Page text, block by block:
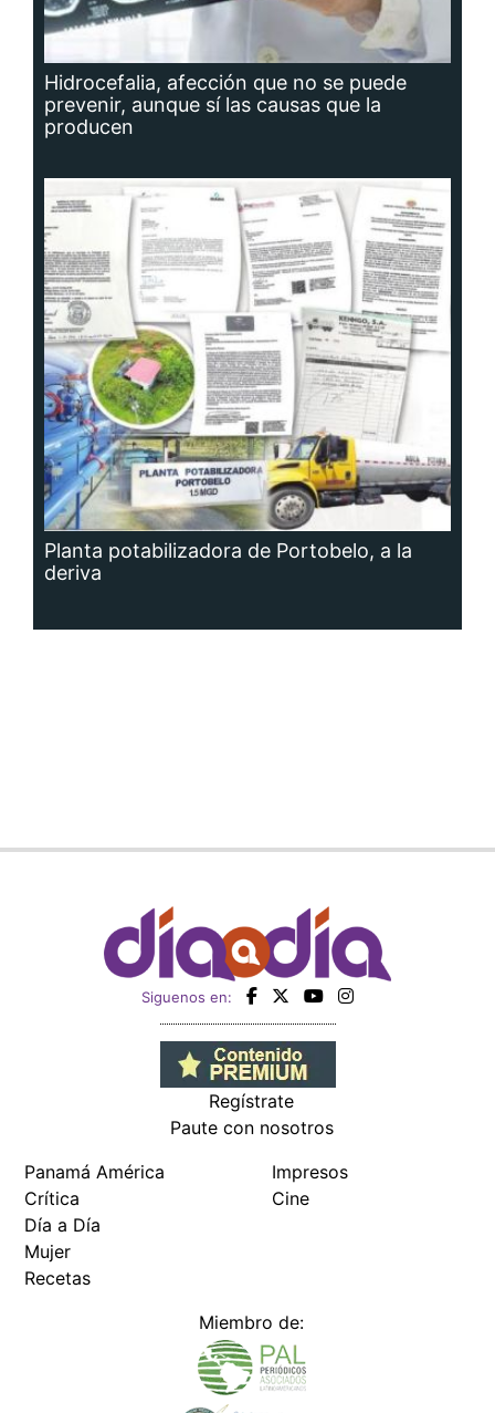
Hidrocefalia, afección que no se puede
prevenir, aunque sí las causas que la
producen
Planta potabilizadora de Portobelo, a la
deriva
Siguenos en:
Regístrate
Paute con nosotros
Panamá América
Crítica
Día a Día
Mujer
Recetas
Impresos
Cine
Miembro de: